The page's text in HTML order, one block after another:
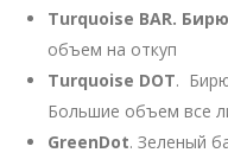
Turquoise BAR.
объем на откуп
Turquoise DOT.
Большие объем все
GreenDot. Зеленый